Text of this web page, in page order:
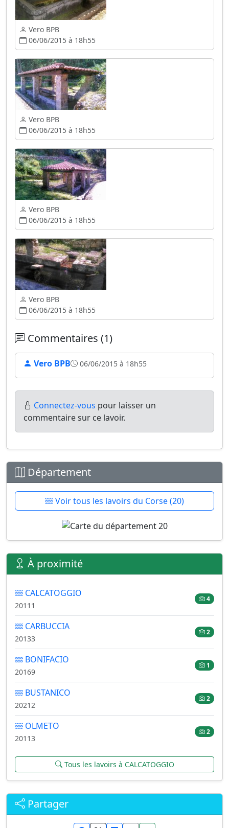
Vero BPB
06/06/2015 à 18h55
Vero BPB
06/06/2015 à 18h55
Vero BPB
06/06/2015 à 18h55
Vero BPB
06/06/2015 à 18h55
Commentaires (1)
Vero BPB 06/06/2015 à 18h55
Connectez-vous pour laisser un
commentaire sur ce lavoir.
Département
Voir tous les lavoirs du Corse (20)
À proximité
CALCATOGGIO
20111
4
CARBUCCIA
20133
2
BONIFACIO
20169
1
BUSTANICO
20212
2
OLMETO
20113
2
Tous les lavoirs à CALCATOGGIO
Partager